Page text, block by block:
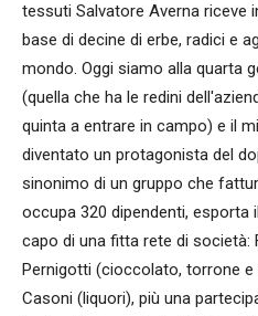
tessuti Salvatore Averna riceve
base di decine di erbe, radici e
mondo. Oggi siamo alla quarta
(quella che ha le redini
quinta a entrare in campo) e il
diventato un protagonista del
sinonimo di un gruppo che
occupa 320 dipendenti, esporta
capo di una fitta rete di società:
Pernigotti (cioccolato, torrone e
Casoni (liquori), più una